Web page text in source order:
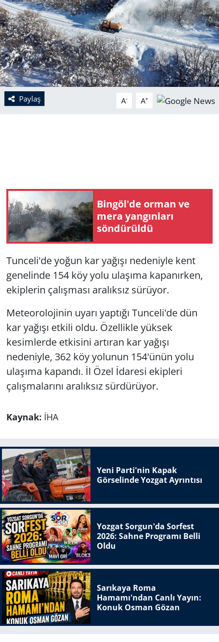
Paylaş A- A+
Bingöl'de orman ve
mera yangınları
söndürüldü
Tunceli'de yoğun kar yağışı nedeniyle kent
genelinde 154 köy yolu ulaşıma kapanırken,
ekiplerin çalışması aralıksız sürüyor.
Meteorolojinin uyarı yaptığı Tunceli'de dün
kar yağışı etkili oldu. Özellikle yüksek
kesimlerde etkisini artıran kar yağışı
nedeniyle, 362 köy yolunun 154'ünün yolu
ulaşıma kapandı. İl Özel İdaresi ekipleri
çalışmalarını aralıksız sürdürüyor.
Kaynak: İHA
Yeni Parti'nin Kapak
Görselinde Yozgat Ayrıntısı
Yozgat Sorgun'da Sorfest
2026: Sahne Programı Belli
Oldu
Sarıkaya Roma
Hamamı'ndan Canlı Yayın:
Konuk Osman Gözan